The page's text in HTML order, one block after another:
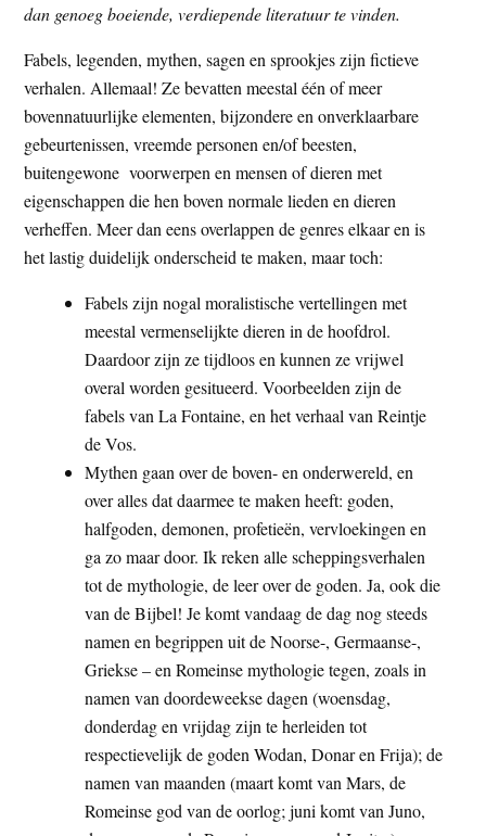
dan genoeg boeiende, verdiepende literatuur te vinden.
Fabels, legenden, mythen, sagen en sprookjes zijn fictieve
verhalen. Allemaal! Ze bevatten meestal één of meer
bovennatuurlijke elementen, bijzondere en onverklaarbare
gebeurtenissen, vreemde personen en/of beesten,
buitengewone voorwerpen en mensen of dieren met
eigenschappen die hen boven normale lieden en dieren
verheffen. Meer dan eens overlappen de genres elkaar en is
het lastig duidelijk onderscheid te maken, maar toch:
Fabels zijn nogal moralistische vertellingen met
meestal vermenselijkte dieren in de hoofdrol.
Daardoor zijn ze tijdloos en kunnen ze vrijwel
overal worden gesitueerd. Voorbeelden zijn de
fabels van La Fontaine, en het verhaal van Reintje
de Vos.
Mythen gaan over de boven- en onderwereld, en
over alles dat daarmee te maken heeft: goden,
halfgoden, demonen, profetieën, vervloekingen en
ga zo maar door. Ik reken alle scheppingsverhalen
tot de mythologie, de leer over de goden. Ja, ook die
van de Bijbel! Je komt vandaag de dag nog steeds
namen en begrippen uit de Noorse-, Germaanse-,
Griekse – en Romeinse mythologie tegen, zoals in
namen van doordeweekse dagen (woensdag,
donderdag en vrijdag zijn te herleiden tot
respectievelijk de goden Wodan, Donar en Frija); de
namen van maanden (maart komt van Mars, de
Romeinse god van de oorlog; juni komt van Juno,